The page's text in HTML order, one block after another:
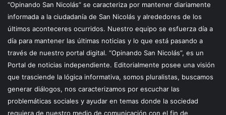
“Opinando San Nicolás” se caracteriza por mantener diariamente
informada a la ciudadanía de San Nicolás y alrededores de los
últimos aconteceres ocurridos. Nuestro equipo se esfuerza día a
día para mantener las últimas noticias y lo que está pasando a
través de nuestro portal digital. “Opinando San Nicolás”, es un
Portal de noticias independiente. Editorialmente posee una visión
que trasciende la lógica informativa, somos pluralistas, buscamos
generar diálogos, nos caracterizamos por escuchar las
problemáticas sociales y ayudar en temas donde la sociedad
requiera de nuestro medio de comunicación con el fin de